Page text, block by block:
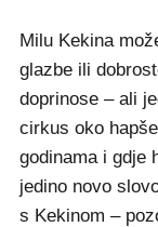
Milu Kekina
glazbe ili
doprinose – ali
cirkus oko
godinama i gdje
jedino novo
s Kekinom –